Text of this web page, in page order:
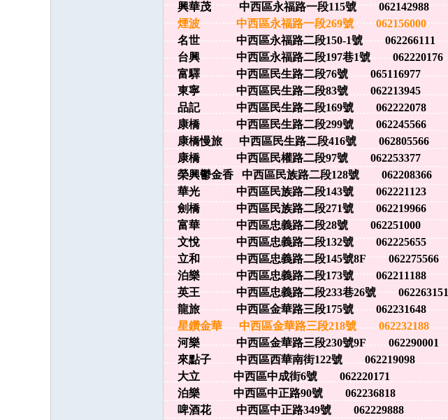
興華茂 中西區永福路一段115號 062142988
煙波 中西區永福路一段269號 062156000
名世 中西區永福路二段150-1號 062266111
台興 中西區永福路二段197巷1號 062220176
富驛 中西區民生路二段76號 065116977
東寧 中西區民生路二段83號 062213945
品記 中西區民生路二段169號 062222078
康橋 中西區民生路二段299號 062245566
康橋慢旅 中西區民生路二段416號 062805566
康橋 中西區民權路二段97號 062253377
榮興鬱金香 中西區民族路二段128號 062208366
華光 中西區民族路二段143號 062221123
劍橋 中西區民族路二段271號 062219966
富華 中西區忠義路二段28號 062251000
文悅 中西區忠義路二段132號 062225655
立和 中西區忠義路二段145號8F 062275566
泊樂 中西區忠義路二段173號 062211188
英王 中西區忠義路二段233巷26號 062263151
龍旅 中西區金華路三段175號 062231648
星鑽金華 中西區金華路三段218號 062232188
河樂 中西區金華路三段230號9F 062290001
來點子 中西區西華南街122號 062219098
大立 中西區中成街6號 062220171
泊樂 中西區中正路90號 062236818
啤酒花 中西區中正路349號 062229888